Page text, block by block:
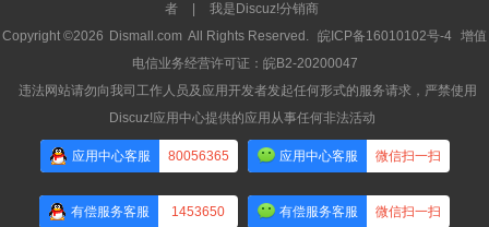
者
|
我是Discuz!分销商
Copyright ©2026 Dismall.com All Rights Reserved. 皖ICP备16010102号-4 增值
电信业务经营许可证：皖B2-20200047
违法网站请勿向我司工作人员及应用开发者发起任何形式的服务请求，严禁使用
Discuz!应用中心提供的应用从事任何非法活动
应用中心客服 80056365 应用中心客服 微信扫一扫
有偿服务客服 1453650 有偿服务客服 微信扫一扫